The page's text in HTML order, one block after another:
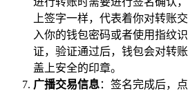
上签字一样，代表着你对转账
入你的钱包密码或者使用指纹
证，验证通过后，钱包会对转
盖上安全的印章。
广播交易信息：签名完成后，